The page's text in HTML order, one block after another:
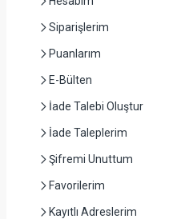
Siparişlerim
Puanlarım
E-Bülten
İade Talebi Oluştur
İade Taleplerim
Şifremi Unuttum
Favorilerim
Kayıtlı Adreslerim